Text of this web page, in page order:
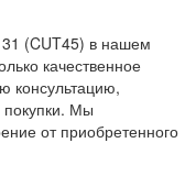
(CUT45) в нашем
качественное
консультацию,
покупки. Мы
от приобретенного